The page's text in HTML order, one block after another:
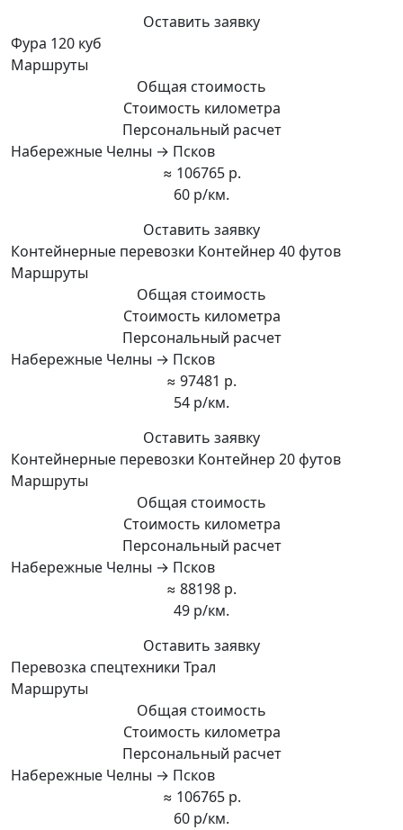
Оставить заявку
Фура 120 куб
Маршруты
Общая стоимость
Стоимость километра
Персональный расчет
Набережные Челны → Псков
≈ 106765 р.
60 р/км.
Оставить заявку
Контейнерные перевозки Контейнер 40 футов
Маршруты
Общая стоимость
Стоимость километра
Персональный расчет
Набережные Челны → Псков
≈ 97481 р.
54 р/км.
Оставить заявку
Контейнерные перевозки Контейнер 20 футов
Маршруты
Общая стоимость
Стоимость километра
Персональный расчет
Набережные Челны → Псков
≈ 88198 р.
49 р/км.
Оставить заявку
Перевозка спецтехники Трал
Маршруты
Общая стоимость
Стоимость километра
Персональный расчет
Набережные Челны → Псков
≈ 106765 р.
60 р/км.